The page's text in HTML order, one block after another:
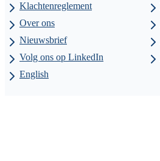
Klachtenreglement
Over ons
Nieuwsbrief
Volg ons op LinkedIn
English